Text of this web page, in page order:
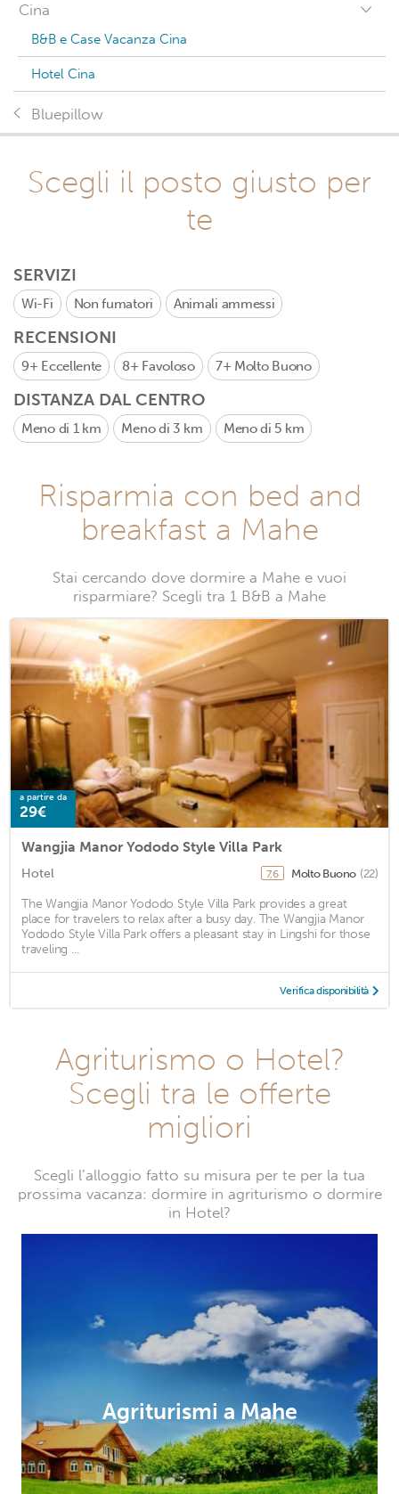
Cina
B&B e Case Vacanza Cina
Hotel Cina
Bluepillow
Scegli il posto giusto per
te
SERVIZI
Wi-Fi Non fumatori Animali ammessi
RECENSIONI
9+ Eccellente 8+ Favoloso 7+ Molto Buono
DISTANZA DAL CENTRO
Meno di 1 km Meno di 3 km Meno di 5 km
Risparmia con bed and
breakfast a Mahe
Stai cercando dove dormire a Mahe e vuoi
risparmiare? Scegli tra 1 B&B a Mahe
a partire da
29€
Wangjia Manor Yododo Style Villa Park
Hotel 7,6 Molto Buono (22)
The Wangjia Manor Yododo Style Villa Park provides a great
place for travelers to relax after a busy day. The Wangjia Manor
Yododo Style Villa Park offers a pleasant stay in Lingshi for those
traveling ...
Verifica disponibilità
Agriturismo o Hotel?
Scegli tra le offerte
migliori
Scegli l’alloggio fatto su misura per te per la tua
prossima vacanza: dormire in agriturismo o dormire
in Hotel?
Agriturismi a Mahe